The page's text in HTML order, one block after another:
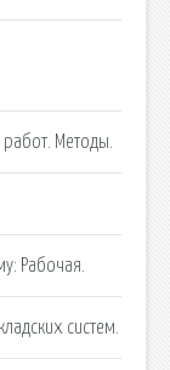
Методы.
Рабочая.
систем.